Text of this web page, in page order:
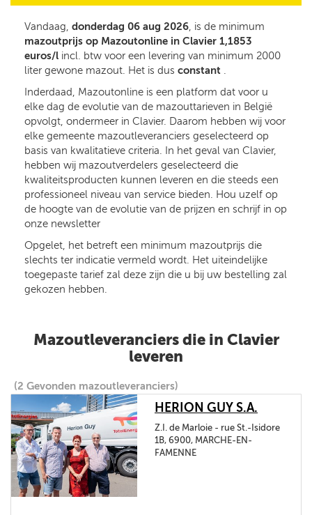
Vandaag, donderdag 06 aug 2026, is de minimum
mazoutprijs op Mazoutonline in Clavier 1,1853
euros/l incl. btw voor een levering van minimum 2000
liter gewone mazout. Het is dus constant .
Inderdaad, Mazoutonline is een platform dat voor u
elke dag de evolutie van de mazouttarieven in België
opvolgt, ondermeer in Clavier. Daarom hebben wij voor
elke gemeente mazoutleveranciers geselecteerd op
basis van kwalitatieve criteria. In het geval van Clavier,
hebben wij mazoutverdelers geselecteerd die
kwaliteitsproducten kunnen leveren en die steeds een
professioneel niveau van service bieden. Hou uzelf op
de hoogte van de evolutie van de prijzen en schrijf in op
onze newsletter
Opgelet, het betreft een minimum mazoutprijs die
slechts ter indicatie vermeld wordt. Het uiteindelijke
toegepaste tarief zal deze zijn die u bij uw bestelling zal
gekozen hebben.
Mazoutleveranciers die in Clavier
leveren
(2 Gevonden mazoutleveranciers)
HERION GUY S.A.
Z.I. de Marloie - rue St.-Isidore
1B, 6900, MARCHE-EN-
FAMENNE